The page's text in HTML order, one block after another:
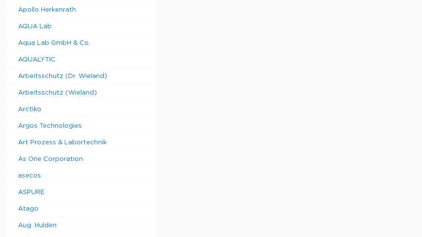
Apollo Herkenrath
AQUA Lab
Aqua Lab GmbH & Co.
AQUALYTIC
Arbeitsschutz (Dr. Wieland)
Arbeitsschutz (Wieland)
Arctiko
Argos Technologies
Art Prozess & Labortechnik
As One Corporation
asecos
ASPURE
Atago
Aug. Hulden